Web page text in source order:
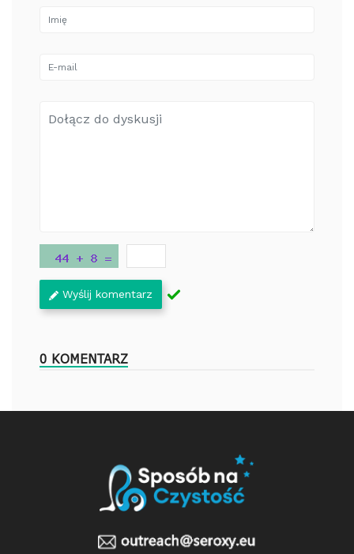
Wyślij komentarz
0 KOMENTARZ